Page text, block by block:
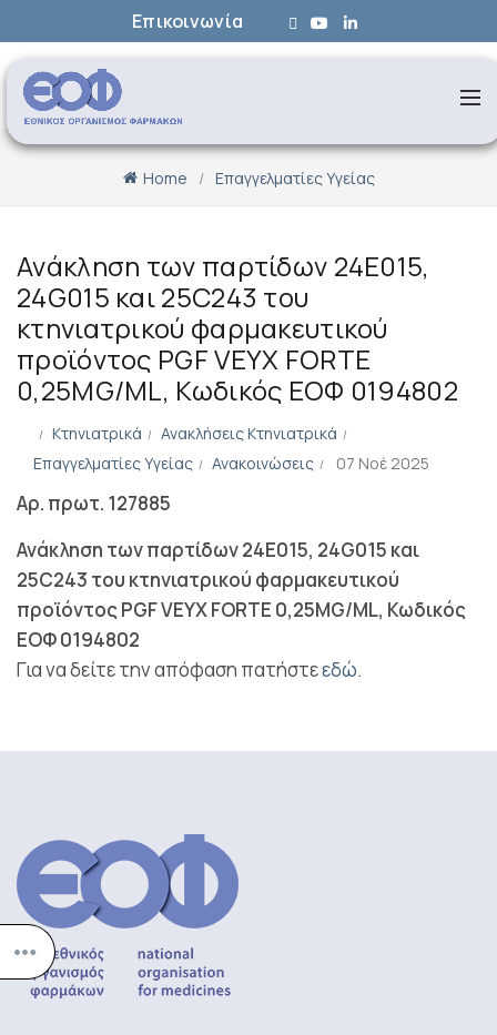
Επικοινωνία
Home Επαγγελματίες Υγείας
Ανάκληση των παρτίδων 24E015,
24G015 και 25C243 του
κτηνιατρικού φαρμακευτικού
προϊόντος PGF VEYX FORTE
0,25MG/ML, Κωδικός ΕΟΦ 0194802
Κτηνιατρικά
Ανακλήσεις Κτηνιατρικά
Επαγγελματίες Υγείας
Ανακοινώσεις 07 Νοέ 2025
Αρ. πρωτ. 127885
Ανάκληση των παρτίδων 24E015, 24G015 και
25C243 του κτηνιατρικού φαρμακευτικού
προϊόντος PGF VEYX FORTE 0,25MG/ML, Κωδικός
ΕΟΦ 0194802
Για να δείτε την απόφαση πατήστεεδώ.